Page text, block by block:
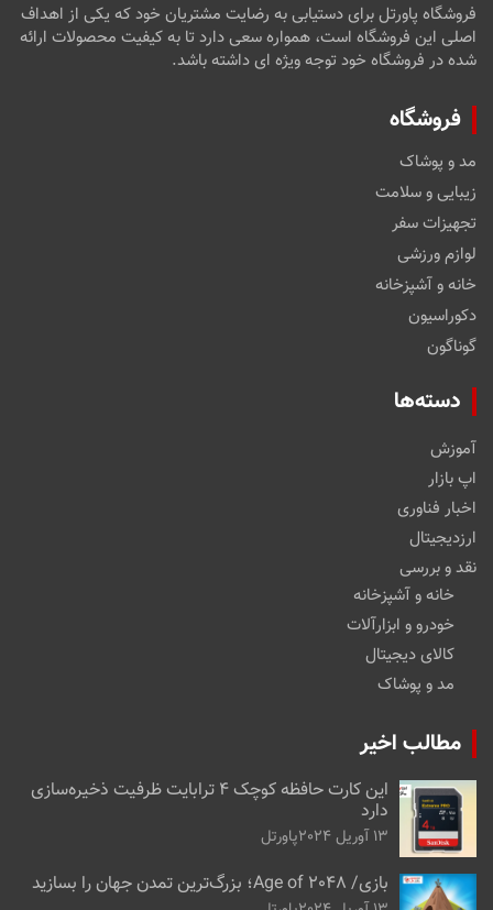
فروشگاه پاورتل برای دستیابی به رضایت مشتریان خود که یکی از اهداف
اصلی این فروشگاه است، همواره سعی دارد تا به کیفیت محصولات ارائه
شده در فروشگاه خود توجه ویژه ای داشته باشد.
فروشگاه
مد و پوشاک
زیبایی و سلامت
تجهیزات سفر
لوازم ورزشی
خانه و آشپزخانه
دکوراسیون
گوناگون
دسته‌ها
آموزش
اپ بازار
اخبار فناوری
ارزدیجیتال
نقد و بررسی
خانه و آشپزخانه
خودرو و ابزارآلات
کالای دیجیتال
مد و پوشاک
مطالب اخیر
این کارت حافظه کوچک ۴ ترابایت ظرفیت ذخیره‌سازی
دارد
13 آوریل 2024 پاورتل
بازی/ Age of 2048؛ بزرگ‌ترین تمدن جهان را بسازید